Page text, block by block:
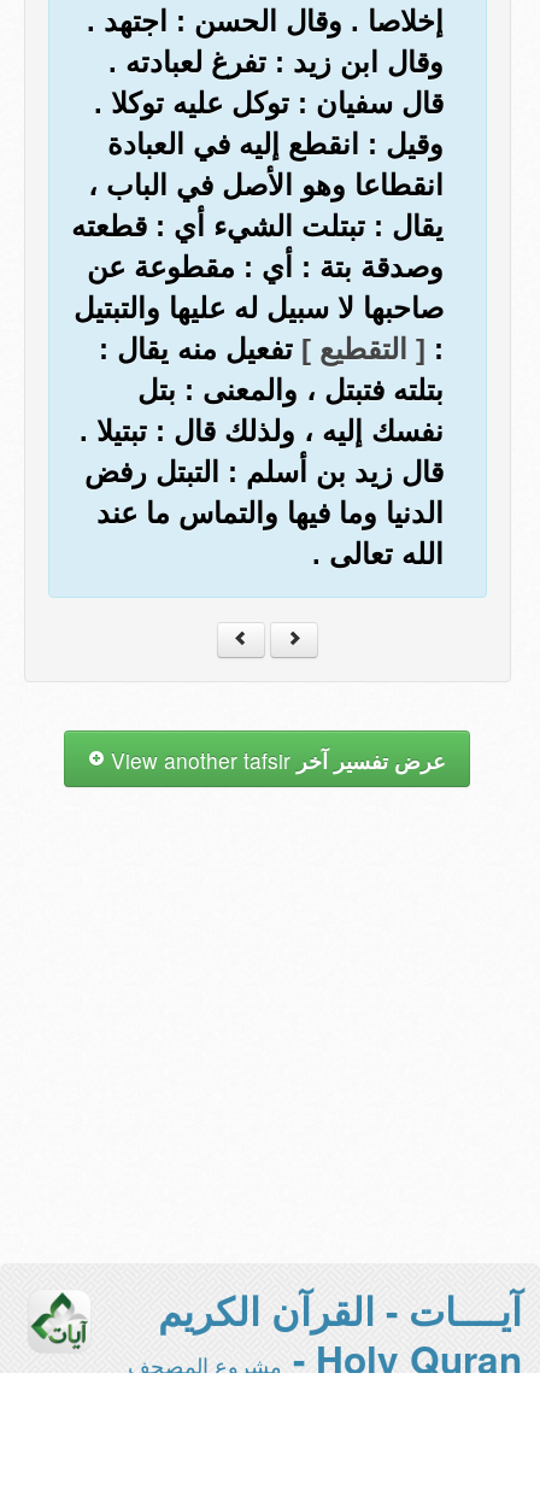
إخلاصا . وقال الحسن : اجتهد .
وقال ابن زيد : تفرغ لعبادته .
قال سفيان : توكل عليه توكلا .
وقيل : انقطع إليه في العبادة
انقطاعا وهو الأصل في الباب ،
يقال : تبتلت الشيء أي : قطعته
وصدقة بتة : أي : مقطوعة عن
صاحبها لا سبيل له عليها والتبتيل
: [ التقطيع ] تفعيل منه يقال :
بتلته فتبتل ، والمعنى : بتل
نفسك إليه ، ولذلك قال : تبتيلا .
قال زيد بن أسلم : التبتل رفض
الدنيا وما فيها والتماس ما عند
الله تعالى .
عرض تفسير آخر
آيــــات - القرآن الكريم
Holy Quran -
مشروع المصحف